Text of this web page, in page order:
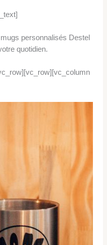
personnalisés Destel
quotidien.